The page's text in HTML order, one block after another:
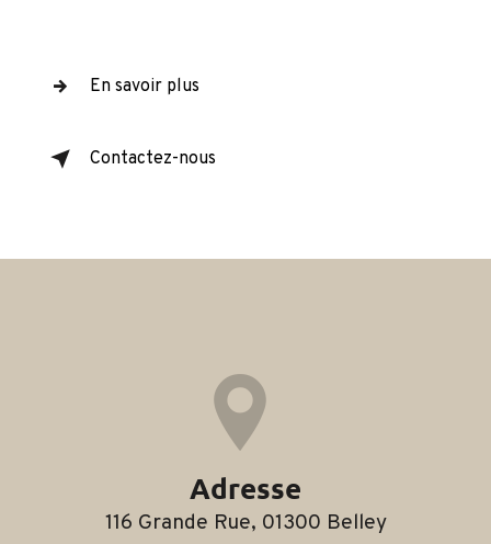
En savoir plus
Contactez-nous
Adresse
116 Grande Rue, 01300 Belley